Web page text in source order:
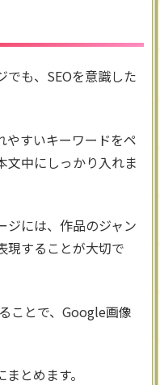
でも、SEOを意識した
やすいキーワードをペ
文中にしっかり入れま
ジには、作品のジャン
現することが大切で
ことで、Google画像
とめます。